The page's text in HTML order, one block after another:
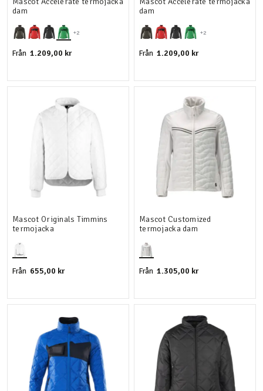
+2
dam
Från 1.209,00 kr
+2
dam
Från 1.209,00 kr
Mascot Originals Timmins
termojacka
Från 655,00 kr
Mascot Customized
termojacka dam
Från 1.305,00 kr